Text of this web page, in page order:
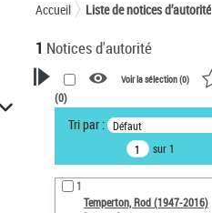
Accueil Liste de notices d’autorité
1 Notices d'autorité
VOTRE RECHERCHE
Recherche avancée dans les
notices d’autorité
Œuvres liées à l'auteur :
Temperton, Rod (1947-2016)
Voir la sélection (0)
(0)
Tri par : Défaut
sur 1
1
Temperton, Rod (1947-2016)